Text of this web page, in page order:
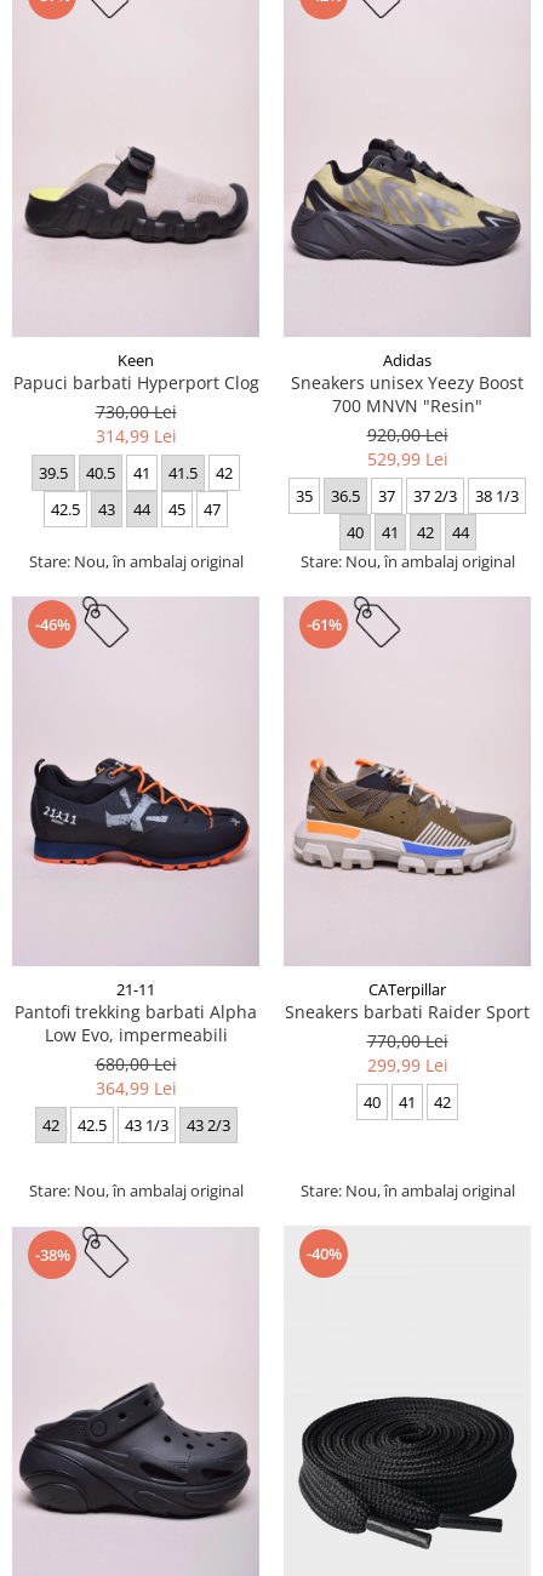
Keen
Papuci barbati Hyperport Clog
730,00 Lei
314,99 Lei
39.5 40.5 41 41.5
42
42.5
43 44 45 47
Stare: Nou, în ambalaj original
Adidas
Sneakers unisex Yeezy Boost
700 MNVN "Resin"
920,00 Lei
529,99 Lei
35 36.5 37 37 2/3
38 1/3
40
41 42
44
Stare: Nou, în ambalaj original
-46%
21-11
Pantofi trekking barbati Alpha
Low Evo, impermeabili
680,00 Lei
364,99 Lei
42 42.5 43 1/3 43 2/3
Stare: Nou, în ambalaj original
-61%
CATerpillar
Sneakers barbati Raider Sport
770,00 Lei
299,99 Lei
40 41 42
Stare: Nou, în ambalaj original
-38% -40%